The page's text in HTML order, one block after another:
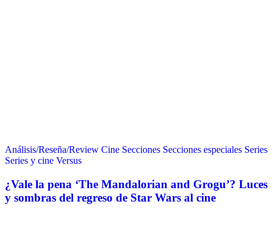
Análisis/Reseña/Review Cine Secciones Secciones especiales Series
Series y cine Versus
¿Vale la pena ‘The Mandalorian and Grogu’? Luces
y sombras del regreso de Star Wars al cine